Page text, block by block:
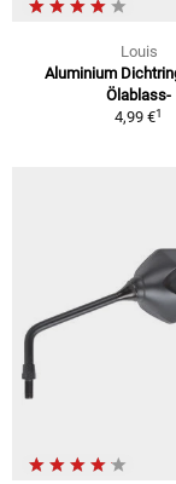
Louis
Aluminium
Ölablass-
4,99 €1